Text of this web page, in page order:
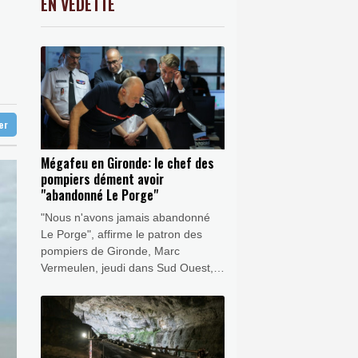
de Monaco
Manchester City
Reusser reste maillot jaune
-0.41%
0.46% 4322.09 €
Mégafeu en Gironde: le chef des
pompiers dément avoir
"abandonné Le Porge"
"Nous n'avons jamais abandonné
Le Porge", affirme le patron des
pompiers de Gironde, Marc
Vermeulen, jeudi dans Sud Ouest,
village sinistré disent avoir été
"sacrifiés", au profit d'autres, dans
la lutte contre le mégafeu.